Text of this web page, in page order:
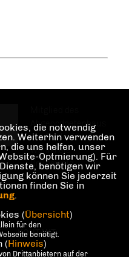
Abgeordnetenhaus
von Berlin für den
Wahlkreis
Grunewald,
KONTAKT
die notwendig
Weiterhin verwenden
die uns helfen, unser
Optmierung). Für
benötigen wir
können Sie jederzeit
finden Sie in
.
(Übersicht)
für den
benötigt.
(Hinweis)
Drittanbietern auf der